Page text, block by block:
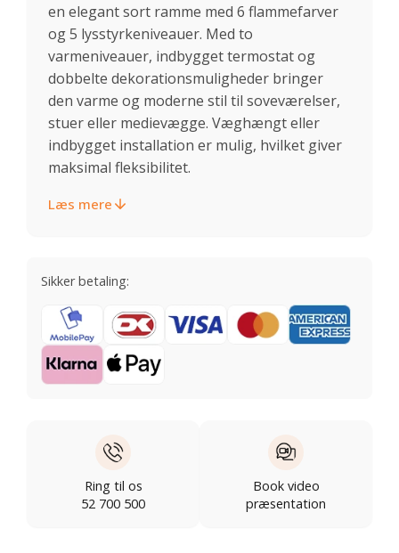
en elegant sort ramme med 6 flammefarver
og 5 lysstyrkeniveauer. Med to
varmeniveauer, indbygget termostat og
dobbelte dekorationsmuligheder bringer
den varme og moderne stil til soveværelser,
stuer eller medievægge. Væghængt eller
indbygget installation er mulig, hvilket giver
maksimal fleksibilitet.
Læs mere
Sikker betaling:
Ring til os
52 700 500
Book video
præsentation